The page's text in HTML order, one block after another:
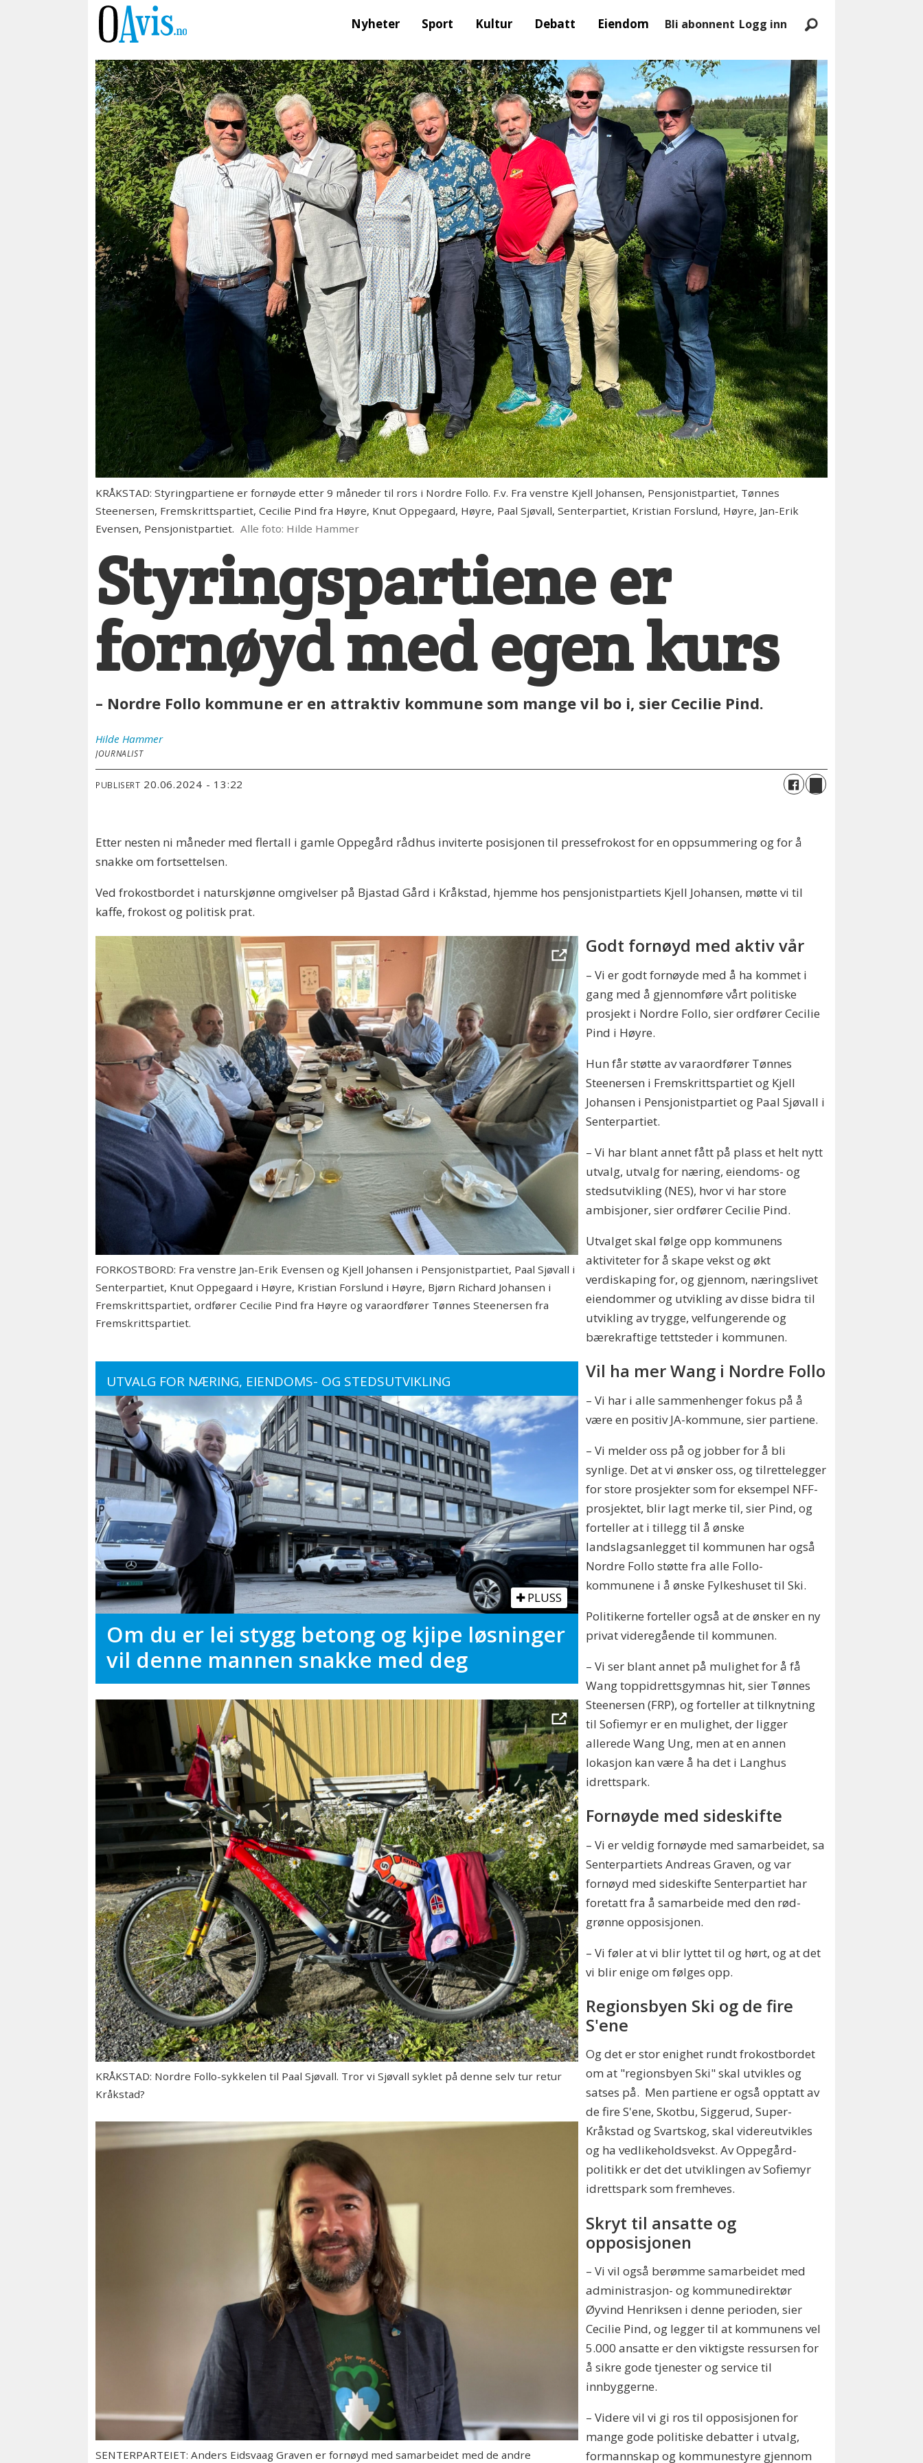
Nyheter Sport Kultur Debatt Eiendom Bli abonnent Logg inn
KRÅKSTAD: Styringpartiene er fornøyde etter 9 måneder til rors i Nordre Follo. F.v. Fra venstre Kjell Johansen, Pensjonistpartiet, Tønnes
Steenersen, Fremskrittspartiet, Cecilie Pind fra Høyre, Knut Oppegaard, Høyre, Paal Sjøvall, Senterpartiet, Kristian Forslund, Høyre, Jan-Erik
Evensen, Pensjonistpartiet. Alle foto: Hilde Hammer
Styringspartiene er
fornøyd med egen kurs
– Nordre Follo kommune er en attraktiv kommune som mange vil bo i, sier Cecilie Pind.
Hilde Hammer
JOURNALIST
PUBLISERT 20.06.2024 - 13:22
Etter nesten ni måneder med flertall i gamle Oppegård rådhus inviterte posisjonen til pressefrokost for en oppsummering og for å
snakke om fortsettelsen.
Ved frokostbordet i naturskjønne omgivelser på Bjastad Gård i Kråkstad, hjemme hos pensjonistpartiets Kjell Johansen, møtte vi til
kaffe, frokost og politisk prat.
FORKOSTBORD: Fra venstre Jan-Erik Evensen og Kjell Johansen i Pensjonistpartiet, Paal Sjøvall i
Senterpartiet, Knut Oppegaard i Høyre, Kristian Forslund i Høyre, Bjørn Richard Johansen i
Fremskrittspartiet, ordfører Cecilie Pind fra Høyre og varaordfører Tønnes Steenersen fra
Fremskrittspartiet.
Godt fornøyd med aktiv vår
– Vi er godt fornøyde med å ha kommet i
gang med å gjennomføre vårt politiske
prosjekt i Nordre Follo, sier ordfører Cecilie
Pind i Høyre.
Hun får støtte av varaordfører Tønnes
Steenersen i Fremskrittspartiet og Kjell
Johansen i Pensjonistpartiet og Paal Sjøvall i
Senterpartiet.
– Vi har blant annet fått på plass et helt nytt
utvalg, utvalg for næring, eiendoms- og
stedsutvikling (NES), hvor vi har store
ambisjoner, sier ordfører Cecilie Pind.
Utvalget skal følge opp kommunens
aktiviteter for å skape vekst og økt
verdiskaping for, og gjennom, næringslivet
eiendommer og utvikling av disse bidra til
utvikling av trygge, velfungerende og
bærekraftige tettsteder i kommunen.
UTVALG FOR NÆRING, EIENDOMS- OG STEDSUTVIKLING
PLUSS
Om du er lei stygg betong og kjipe løsninger
vil denne mannen snakke med deg
KRÅKSTAD: Nordre Follo-sykkelen til Paal Sjøvall. Tror vi Sjøvall syklet på denne selv tur retur
Kråkstad?
Vil ha mer Wang i Nordre Follo
– Vi har i alle sammenhenger fokus på å
være en positiv JA-kommune, sier partiene.
– Vi melder oss på og jobber for å bli
synlige. Det at vi ønsker oss, og tilrettelegger
for store prosjekter som for eksempel NFF-
prosjektet, blir lagt merke til, sier Pind, og
forteller at i tillegg til å ønske
landslagsanlegget til kommunen har også
Nordre Follo støtte fra alle Follo-
kommunene i å ønske Fylkeshuset til Ski.
Politikerne forteller også at de ønsker en ny
privat videregående til kommunen.
– Vi ser blant annet på mulighet for å få
Wang toppidrettsgymnas hit, sier Tønnes
Steenersen (FRP), og forteller at tilknytning
til Sofiemyr er en mulighet, der ligger
allerede Wang Ung, men at en annen
lokasjon kan være å ha det i Langhus
idrettspark.
SENTERPARTEIET: Anders Eidsvaag Graven er fornøyd med samarbeidet med de andre
Fornøyde med sideskifte
– Vi er veldig fornøyde med samarbeidet, sa
Senterpartiets Andreas Graven, og var
fornøyd med sideskifte Senterpartiet har
foretatt fra å samarbeide med den rød-
grønne opposisjonen.
– Vi føler at vi blir lyttet til og hørt, og at det
vi blir enige om følges opp.
Regionsbyen Ski og de fire
S'ene
Og det er stor enighet rundt frokostbordet
om at "regionsbyen Ski" skal utvikles og
satses på. Men partiene er også opptatt av
de fire S'ene, Skotbu, Siggerud, Super-
Kråkstad og Svartskog, skal videreutvikles
og ha vedlikeholdsvekst. Av Oppegård-
politikk er det det utviklingen av Sofiemyr
idrettspark som fremheves.
Skryt til ansatte og
opposisjonen
– Vi vil også berømme samarbeidet med
administrasjon- og kommunedirektør
Øyvind Henriksen i denne perioden, sier
Cecilie Pind, og legger til at kommunens vel
5.000 ansatte er den viktigste ressursen for
å sikre gode tjenester og service til
innbyggerne.
– Videre vil vi gi ros til opposisjonen for
mange gode politiske debatter i utvalg,
formannskap og kommunestyre gjennom